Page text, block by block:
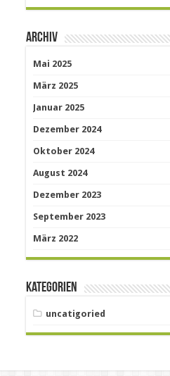
Archiv
Mai 2025
März 2025
Januar 2025
Dezember 2024
Oktober 2024
August 2024
Dezember 2023
September 2023
März 2022
Kategorien
uncatigoried